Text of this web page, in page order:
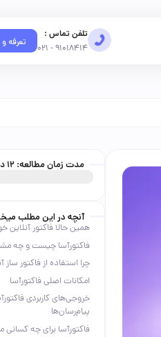
تلفن تماس :
91018414 - 021
تعرفه
مدت زمان مطالعه: 12
آنچه در این مطلب
همین حالا فاکتور آنلاین
فاکتورآسا چیست و چه
چرا استفاده از فاکتور
امکانات اصلی فاکتورآسا
پیام‌رسان‌ها
فاکتورآسا برای چه